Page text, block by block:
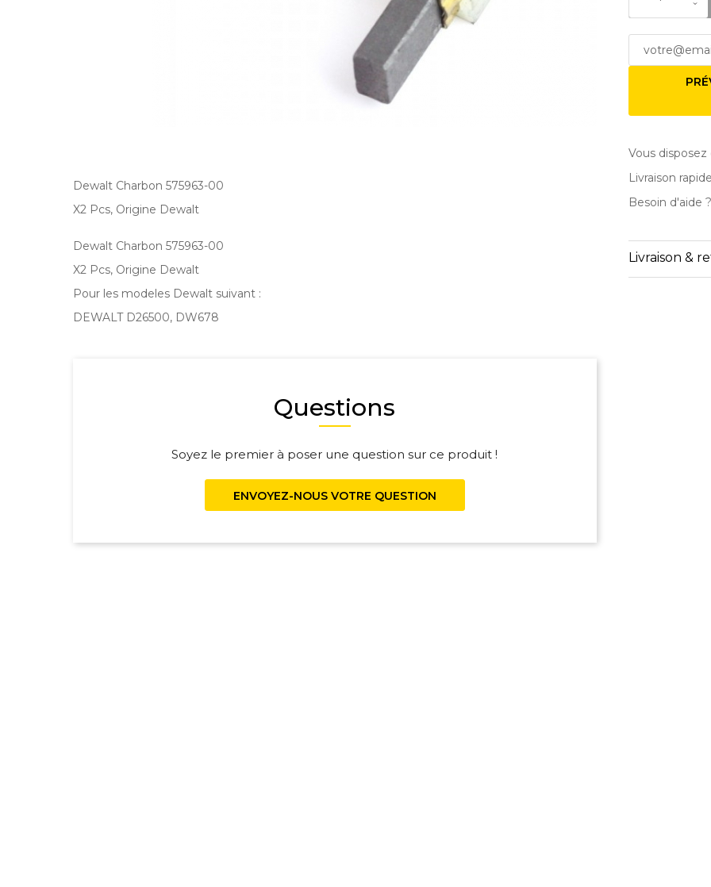
Dewalt Charbon 575963-00
X2 Pcs, Origine Dewalt
Dewalt Charbon 575963-00
X2 Pcs, Origine Dewalt
Pour les modeles Dewalt suivant :
DEWALT D26500, DW678
Questions
Soyez le premier à poser une question sur ce produit !
ENVOYEZ-NOUS VOTRE QUESTION
Vous
Livraison
Besoin d'aide
Livraison &